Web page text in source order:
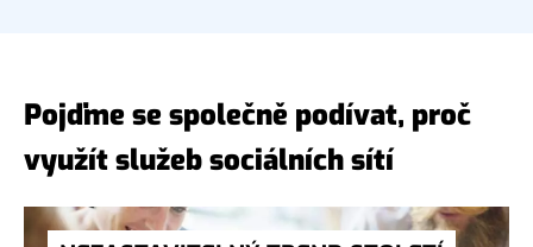
Pojďme se společně podívat, proč
využít služeb sociálních sítí